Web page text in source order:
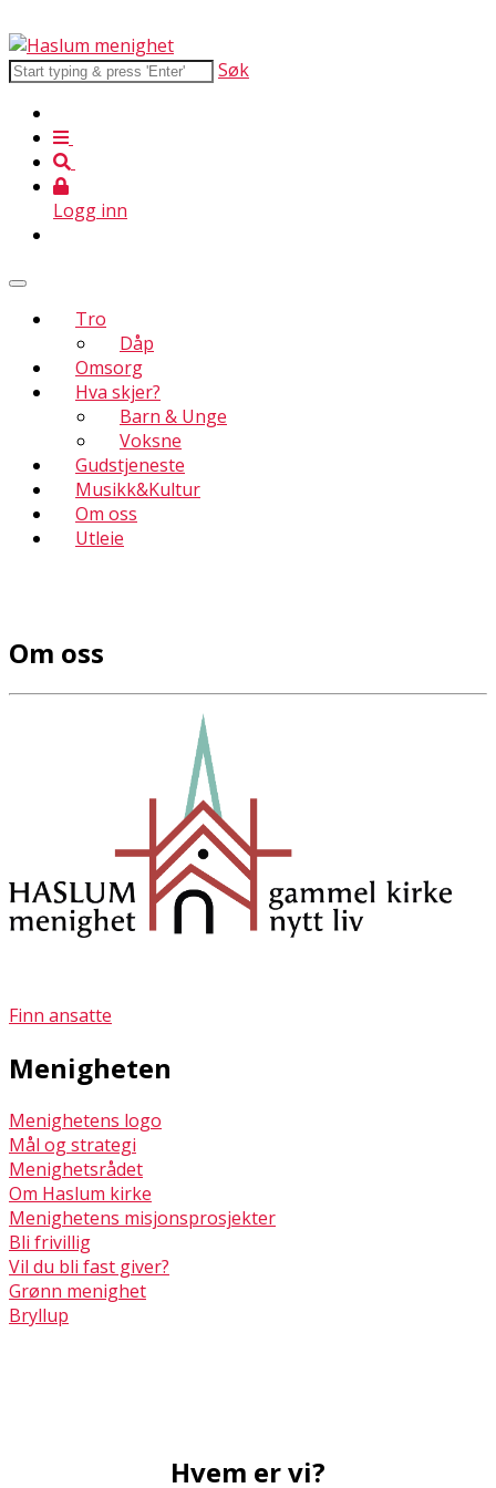
Søk
Logg inn
Tro
Dåp
Omsorg
Hva skjer?
Barn & Unge
Voksne
Gudstjeneste
Musikk&Kultur
Om oss
Utleie
Om oss
Finn ansatte
Menigheten
Menighetens logo
Mål og strategi
Menighetsrådet
Om Haslum kirke
Menighetens misjonsprosjekter
Bli frivillig
Vil du bli fast giver?
Grønn menighet
Bryllup
Hvem er vi?